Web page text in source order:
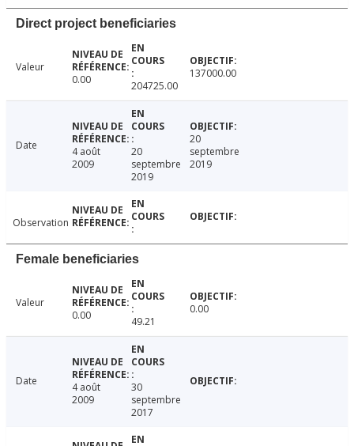
Direct project beneficiaries
Valeur
0.00
204725.00
137000.00
Date
4 août
2009
20
septembre
2019
20
septembre
2019
Observation
Female beneficiaries
Valeur
0.00
49.21
0.00
Date
4 août
2009
30
septembre
2017